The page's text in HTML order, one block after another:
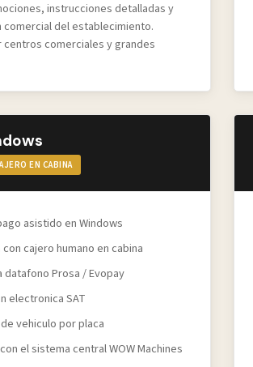
instrucciones detalladas y
comercial del establecimiento.
comerciales y grandes
EN CABINA
asistido en Windows
cajero humano en cabina
datafono Prosa / Evopay
electronica SAT
vehiculo por placa
el sistema central WOW Machines